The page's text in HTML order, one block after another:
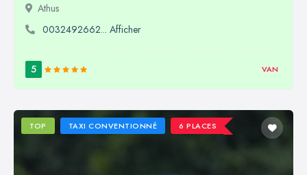
Athus
0032492662... Afficher
5 VAN
TOP TAXI CONVENTIONNÉ 6 PLACES